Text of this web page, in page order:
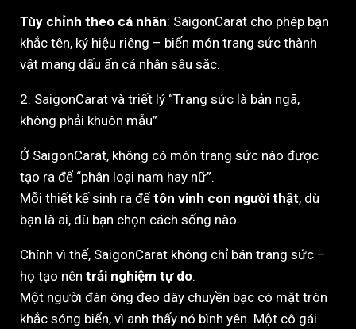
Tùy chỉnh theo cá nhân: SaigonCarat cho phép bạn
khắc tên, ký hiệu riêng – biến món trang sức thành
vật mang dấu ấn cá nhân sâu sắc.
2. SaigonCarat và triết lý “Trang sức là bản ngã,
không phải khuôn mẫu”
Ở SaigonCarat, không có món trang sức nào được
tạo ra để “phân loại nam hay nữ”.
Mỗi thiết kế sinh ra để tôn vinh con người thật, dù
bạn là ai, dù bạn chọn cách sống nào.
Chính vì thế, SaigonCarat không chỉ bán trang sức –
họ tạo nên trải nghiệm tự do.
Một người đàn ông đeo dây chuyền bạc có mặt tròn
khắc sóng biển, vì anh thấy nó bình yên. Một cô gái